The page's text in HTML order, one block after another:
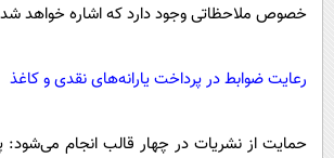
خصوص ملاحظاتی وجود دارد که اشاره خواهد
رعایت ضوابط در پرداخت یارانه‌های نقدی و کاغذ
حمایت از نشریات در چهار قالب انجام می‌شود: